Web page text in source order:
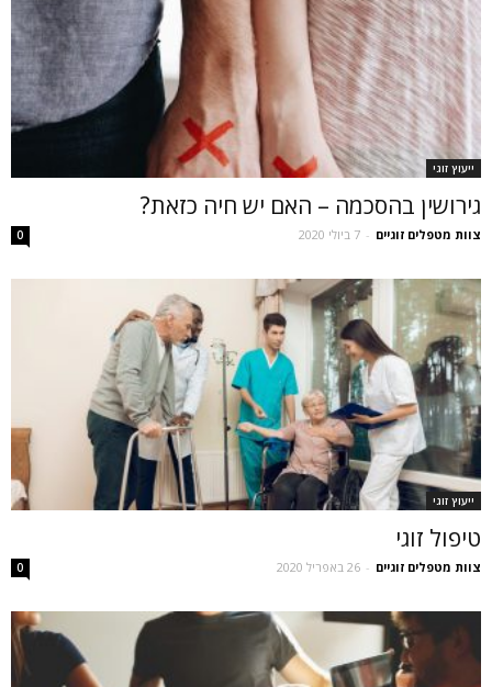
ייעוץ זוגי
גירושין בהסכמה – האם יש חיה כזאת?
צוות מטפלים זוגיים - 7 ביולי 2020 0
ייעוץ זוגי
טיפול זוגי
צוות מטפלים זוגיים - 26 באפריל 2020 0